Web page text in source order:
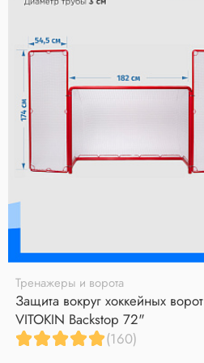
Тренажеры и ворота
Защита вокруг хоккейных ворот
VITOKIN Backstop 72"
(160)